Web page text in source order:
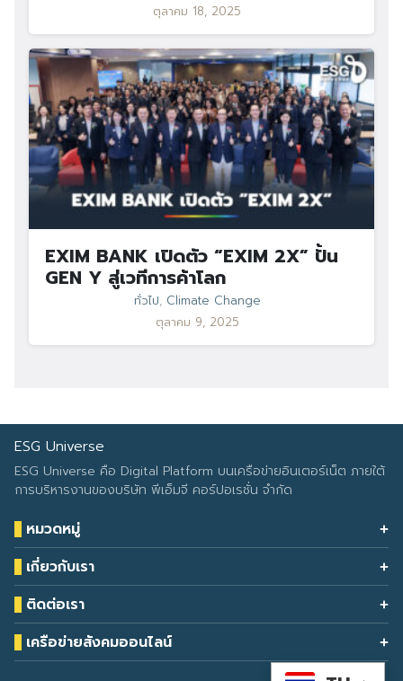
ตุลาคม 18, 2025
EXIM BANK เปิดตัว “EXIM 2X” ปั้น
GEN Y สู่เวทีการค้าโลก
ทั่วไป, Climate Change
ตุลาคม 9, 2025
ESG Universe
ESG Universe คือ Digital Platform บนเครือข่ายอินเตอร์เน็ต ภายใต้
การบริหารงานของบริษัท พีเอ็มจี คอร์ปอเรชั่น จำกัด
หมวดหมู่
Health & Wellness
Eco Icon
ESG Data
Climate Change
ESG Report
เกี่ยวกับเรา
Our Services
About Us
Contact Us
ติดต่อเรา
โทรศัพท์: 090-549-2524
เครือข่ายสังคมออนไลน์